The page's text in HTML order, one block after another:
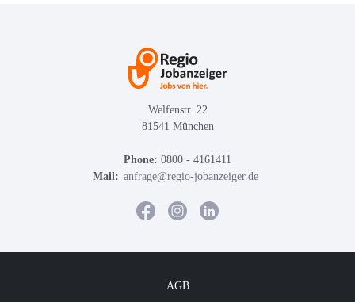
Welfenstr. 22
81541 München
Phone: 0800 - 4161411
Mail: anfrage@regio-jobanzeiger.de
AGB